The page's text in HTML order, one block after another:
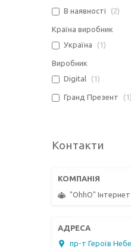
В наявності
2
Країна виробник
Україна
1
Виробник
Digital
1
Гранд Презент 1
Контакти
"OhhO"
пр-т Героїв